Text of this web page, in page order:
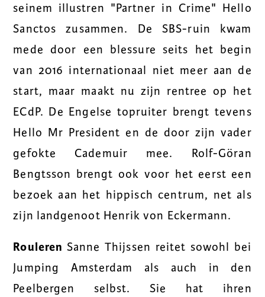
seinem illustren "Partner in Crime" Hello
Sanctos zusammen. De SBS-ruin kwam
mede door een blessure seits het begin
van 2016 internationaal niet meer aan de
start, maar maakt nu zijn rentree op het
ECdP. De Engelse topruiter brengt tevens
Hello Mr President en de door zijn vader
gefokte Cademuir mee. Rolf-Göran
Bengtsson brengt ook voor het eerst een
bezoek aan het hippisch centrum, net als
zijn landgenoot Henrik von Eckermann.
Rouleren Sanne Thijssen reitet sowohl bei
Jumping Amsterdam als auch in den
Peelbergen selbst. Sie hat ihren